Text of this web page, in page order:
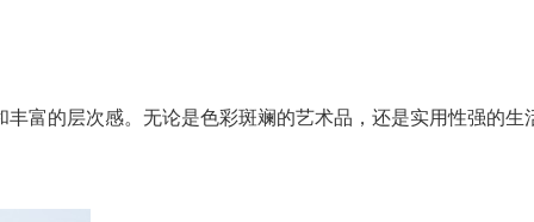
富的层次感。无论是色彩斑斓的艺术品，还是实用性强的生